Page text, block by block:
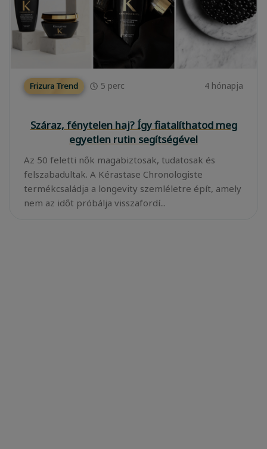
Frizura Trend 5 perc 4 hónapja
Száraz, fénytelen haj? Így fiatalíthatod meg
egyetlen rutin segítségével
Az 50 feletti nők magabiztosak, tudatosak és
felszabadultak. A Kérastase Chronologiste
termékcsaládja a longevity szemléletre épít, amely
nem az időt próbálja visszafordí...